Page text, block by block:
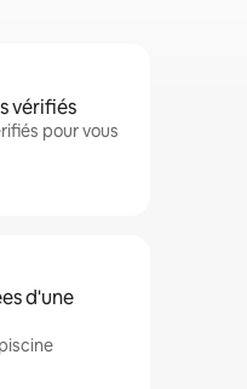
vérifiés
pour vous
d'une